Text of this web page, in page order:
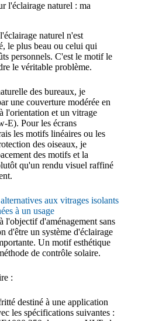
l'éclairage naturel : ma
naturel n'est
le plus beau ou celui qui
personnels. C'est le motif le
le véritable problème.
des bureaux, je
une couverture modérée en
l'orientation et un vitrage
E). Pour les écrans
les motifs linéaires ou les
des oiseaux, je
des motifs et la
qu'un rendu visuel raffiné
alternatives aux vitrages isolants
à un usage
l'objectif d'aménagement sans
d'être un système d'éclairage
Un motif esthétique
de contrôle solaire.
:
destiné à une application
les spécifications suivantes :